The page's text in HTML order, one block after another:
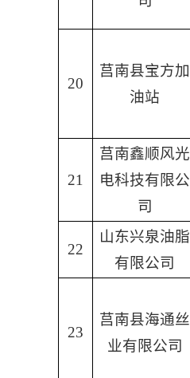
20
莒南县宝方加
油站
21
莒南鑫顺风光
电科技有限公
司
22
山东兴泉油脂
有限公司
23
莒南县海通丝
业有限公司